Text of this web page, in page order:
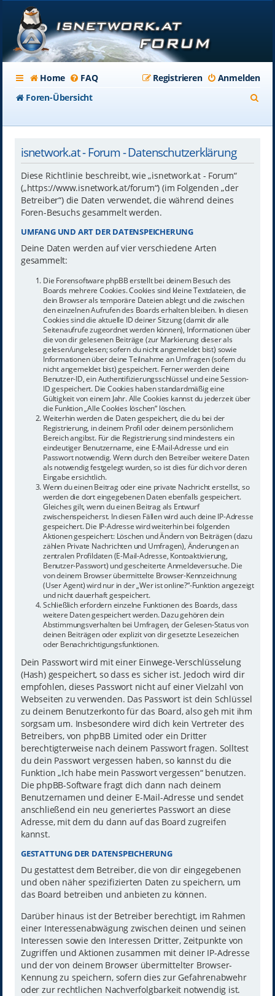
Home FAQ Anmelden
Registrieren
Foren-Übersicht
isnetwork.at - Forum - Datenschutzerklärung
Diese Richtlinie beschreibt, wie „isnetwork.at - Forum“
(„https://www.isnetwork.at/forum“) (im Folgenden „der
Betreiber“) die Daten verwendet, die während deines
Foren-Besuchs gesammelt werden.
UMFANG UND ART DER DATENSPEICHERUNG
Deine Daten werden auf vier verschiedene Arten
gesammelt:
Die Forensoftware phpBB erstellt bei deinem Besuch des
Boards mehrere Cookies. Cookies sind kleine Textdateien, die
dein Browser als temporäre Dateien ablegt und die zwischen
den einzelnen Aufrufen des Boards erhalten bleiben. In diesen
Cookies sind die aktuelle ID deiner Sitzung (damit dir alle
Seitenaufrufe zugeordnet werden können), Informationen über
die von dir gelesenen Beiträge (zur Markierung dieser als
gelesen/ungelesen; sofern du nicht angemeldet bist) sowie
Informationen über deine Teilnahme an Umfragen (sofern du
nicht angemeldet bist) gespeichert. Ferner werden deine
Benutzer-ID, ein Authentifizierungsschlüssel und eine Session-
ID gespeichert. Die Cookies haben standardmäßig eine
Gültigkeit von einem Jahr. Alle Cookies kannst du jederzeit über
die Funktion „Alle Cookies löschen“ löschen.
Weiterhin werden die Daten gespeichert, die du bei der
Registrierung, in deinem Profil oder deinem persönlichem
Bereich angibst. Für die Registrierung sind mindestens ein
eindeutiger Benutzername, eine E-Mail-Adresse und ein
Passwort notwendig. Wenn durch den Betreiber weitere Daten
als notwendig festgelegt wurden, so ist dies für dich vor deren
Eingabe ersichtlich.
Wenn du einen Beitrag oder eine private Nachricht erstellst, so
werden die dort eingegebenen Daten ebenfalls gespeichert.
Gleiches gilt, wenn du einen Beitrag als Entwurf
zwischenspeicherst. In diesen Fällen wird auch deine IP-Adresse
gespeichert. Die IP-Adresse wird weiterhin bei folgenden
Aktionen gespeichert: Löschen und Ändern von Beiträgen (dazu
zählen Private Nachrichten und Umfragen), Änderungen an
zentralen Profildaten (E-Mail-Adresse, Kontoaktivierung,
Benutzer-Passwort) und gescheiterte Anmeldeversuche. Die
von deinem Browser übermittelte Browser-Kennzeichnung
(User Agent) wird nur in der „Wer ist online?“-Funktion angezeigt
und nicht dauerhaft gespeichert.
Schließlich erfordern einzelne Funktionen des Boards, dass
weitere Daten gespeichert werden. Dazu gehören dein
Abstimmungsverhalten bei Umfragen, der Gelesen-Status von
deinen Beiträgen oder explizit von dir gesetzte Lesezeichen
oder Benachrichtigungsfunktionen.
Dein Passwort wird mit einer Einwege-Verschlüsselung
(Hash) gespeichert, so dass es sicher ist. Jedoch wird dir
empfohlen, dieses Passwort nicht auf einer Vielzahl von
Webseiten zu verwenden. Das Passwort ist dein Schlüssel
zu deinem Benutzerkonto für das Board, also geh mit ihm
sorgsam um. Insbesondere wird dich kein Vertreter des
Betreibers, von phpBB Limited oder ein Dritter
berechtigterweise nach deinem Passwort fragen. Solltest
du dein Passwort vergessen haben, so kannst du die
Funktion „Ich habe mein Passwort vergessen“ benutzen.
Die phpBB-Software fragt dich dann nach deinem
Benutzernamen und deiner E-Mail-Adresse und sendet
anschließend ein neu generiertes Passwort an diese
Adresse, mit dem du dann auf das Board zugreifen
kannst.
GESTATTUNG DER DATENSPEICHERUNG
Du gestattest dem Betreiber, die von dir eingegebenen
und oben näher spezifizierten Daten zu speichern, um
das Board betreiben und anbieten zu können.
Darüber hinaus ist der Betreiber berechtigt, im Rahmen
einer Interessenabwägung zwischen deinen und seinen
Interessen sowie den Interessen Dritter, Zeitpunkte von
Zugriffen und Aktionen zusammen mit deiner IP-Adresse
und der von deinem Browser übermittelter Browser-
Kennung zu speichern, sofern dies zur Gefahrenabwehr
oder zur rechtlichen Nachverfolgbarkeit notwendig ist.